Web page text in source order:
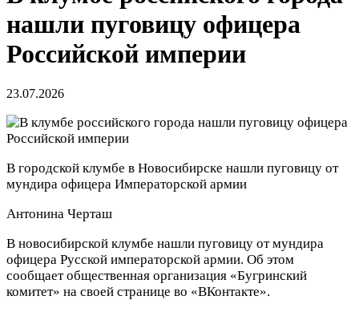
нашли пуговицу офицера
Российской империи
23.07.2026
В городской клумбе в Новосибирске нашли пуговицу от
мундира офицера Императорской армии
Антонина Черташ
В новосибирской клумбе нашли пуговицу от мундира
офицера Русской императорской армии. Об этом
сообщает общественная организация «Бугринский
комитет» на своей странице во «ВКонтакте».